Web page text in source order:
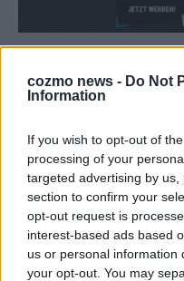
cozmo news - Do Not
Information
If you wish to opt-out of
processing of your
targeted advertising by
section to confirm your
opt-out request is
interest-based ads based
us or personal information
your opt-out. You may